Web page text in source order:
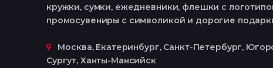
кружки, сумки, ежедневники, флешки с
промосувениры с символикой и дорогие
Москва, Екатеринбург, Cанкт-Петербург,
Сургут, Ханты-Мансийск